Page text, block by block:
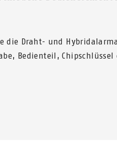
die Draht- und
Bedienteil, Chipschlüssel